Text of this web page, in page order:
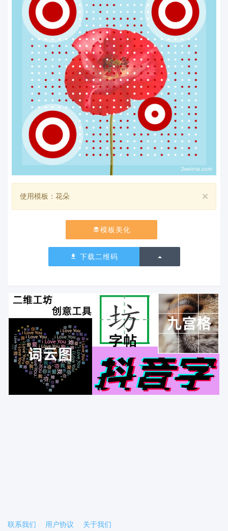
×
使用模板：花朵
模板美化
下载二维码 切换下拉列表
联系我们 用户协议 关于我们